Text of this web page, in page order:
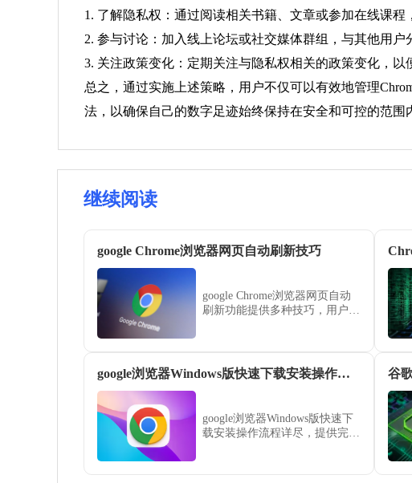
1. 了解隐私权：通过阅读相关书籍、文章或参加在线课程
2. 参与讨论：加入线上论坛或社交媒体群组，与其他用
3. 关注政策变化：定期关注与隐私权相关的政策变化，以
总之，通过实施上述策略，用户不仅可以有效地管理
法，以确保自己的数字足迹始终保持在安全和可控的范围
继续阅读
google Chrome浏览器网页自动刷新技巧
google Chrome浏览器网页自动
刷新功能提供多种技巧，用户可
google浏览器Windows版快速下载安装操作流程
google浏览器Windows版快速下
载安装操作流程详尽，提供完整
谷